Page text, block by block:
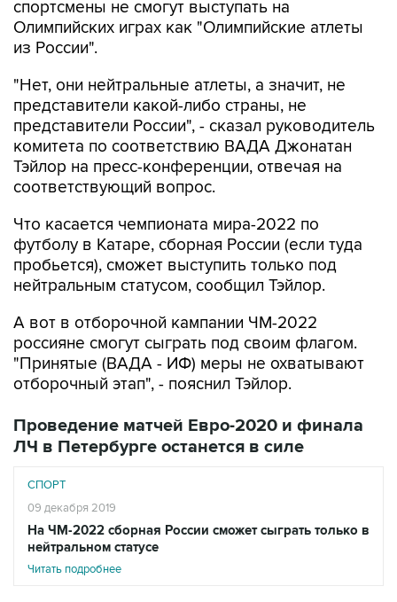
спортсмены не смогут выступать на
Олимпийских играх как "Олимпийские атлеты
из России".
"Нет, они нейтральные атлеты, а значит, не
представители какой-либо страны, не
представители России", - сказал руководитель
комитета по соответствию ВАДА Джонатан
Тэйлор на пресс-конференции, отвечая на
соответствующий вопрос.
Что касается чемпионата мира-2022 по
футболу в Катаре, сборная России (если туда
пробьется), сможет выступить только под
нейтральным статусом, сообщил Тэйлор.
А вот в отборочной кампании ЧМ-2022
россияне смогут сыграть под своим флагом.
"Принятые (ВАДА - ИФ) меры не охватывают
отборочный этап", - пояснил Тэйлор.
Проведение матчей Евро-2020 и финала
ЛЧ в Петербурге останется в силе
СПОРТ
09 декабря 2019
На ЧМ-2022 сборная России сможет сыграть только в
нейтральном статусе
Читать подробнее